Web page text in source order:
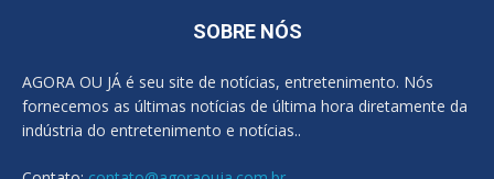
SOBRE NÓS
AGORA OU JÁ é seu site de notícias, entretenimento. Nós
fornecemos as últimas notícias de última hora diretamente da
indústria do entretenimento e notícias..